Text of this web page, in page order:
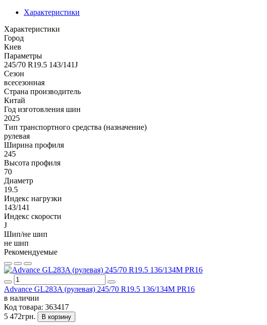
Характеристики
Характеристики
Город
Киев
Параметры
245/70 R19.5 143/141J
Сезон
всесезонная
Страна производитель
Китай
Год изготовления шин
2025
Тип транспортного средства (назначение)
рулевая
Ширина профиля
245
Высота профиля
70
Диаметр
19.5
Индекс нагрузки
143/141
Индекс скорости
J
Шип/не шип
не шип
Рекомендуемые
Advance GL283A (рулевая) 245/70 R19.5 136/134M PR16
в наличии
Код товара: 363417
5 472грн.
В корзину